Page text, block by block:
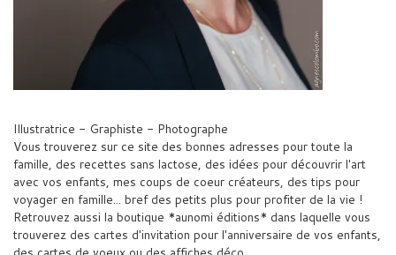
Illustratrice - Graphiste - Photographe
Vous trouverez sur ce site des bonnes adresses pour toute la
famille, des recettes sans lactose, des idées pour découvrir l'art
avec vos enfants, mes coups de coeur créateurs, des tips pour
voyager en famille... bref des petits plus pour profiter de la vie !
Retrouvez aussi la boutique *aunomi éditions* dans laquelle vous
trouverez des cartes d'invitation pour l'anniversaire de vos enfants,